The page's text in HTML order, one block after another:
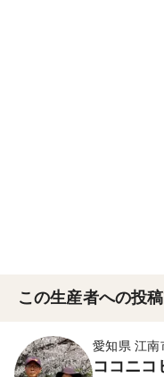
この生産者への投
愛知県 江南
ココニコ